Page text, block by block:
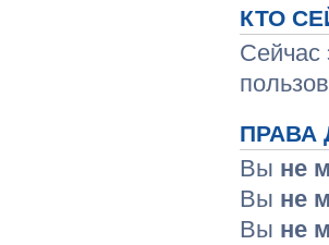
КТО
Сейчас
ПРАВА
Вы не
Вы не
Вы не